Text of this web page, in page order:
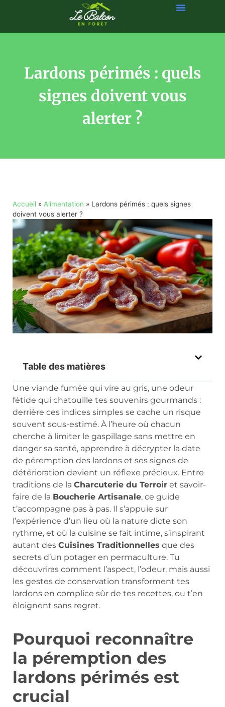
Lardons périmés : quels
signes doivent vous
alerter ?
Accueil » Alimentation » Lardons périmés : quels signes
doivent vous alerter ?
Table des matières
Une viande fumée qui vire au gris, une odeur
fétide qui chatouille tes souvenirs gourmands :
derrière ces indices simples se cache un risque
souvent sous-estimé. À l’heure où chacun
cherche à limiter le gaspillage sans mettre en
danger sa santé, apprendre à décrypter la date
de péremption des lardons et ses signes de
détérioration devient un réflexe précieux. Entre
traditions de la Charcuterie du Terroir et savoir-
faire de la Boucherie Artisanale, ce guide
t’accompagne pas à pas. Il s’appuie sur
l’expérience d’un lieu où la nature dicte son
rythme, et où la cuisine se fait intime, s’inspirant
autant des Cuisines Traditionnelles que des
secrets d’un potager en permaculture. Tu
découvriras comment l’aspect, l’odeur, mais aussi
les gestes de conservation transforment tes
lardons en complice sûr de tes recettes, ou t’en
éloignent sans regret.
Pourquoi reconnaître
la péremption des
lardons périmés est
crucial